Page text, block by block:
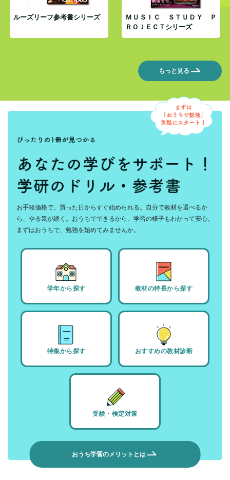
ルーズリーフ参考書シリーズ
ＭＵＳＩＣ ＳＴＵＤＹ Ｐ
ＲＯＪＥＣＴシリーズ
もっと見る
お手軽価格で、買った日からすぐ始められる。自分で教材を選べるか
ら、やる気が続く。おうちでできるから、学習の様子もわかって安心。
まずはおうちで、勉強を始めてみませんか。
学年から探す 教材の特長から探す
特集から探す おすすめの教材診断
受験・検定対策
おうち学習のメリットとは